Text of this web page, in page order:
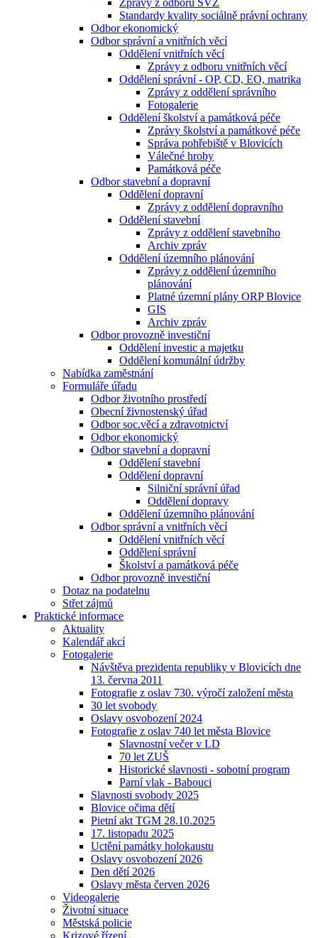
Zprávy z odboru SVZ
Standardy kvality sociálně právní ochrany
Odbor ekonomický
Odbor správní a vnitřních věcí
Oddělení vnitřních věcí
Zprávy z odboru vnitřních věcí
Oddělení správní - OP, CD, EO, matrika
Zprávy z oddělení správního
Fotogalerie
Oddělení školství a památková péče
Zprávy školství a památkové péče
Správa pohřebiště v Blovicích
Válečné hroby
Památková péče
Odbor stavební a dopravní
Oddělení dopravní
Zprávy z oddělení dopravního
Oddělení stavební
Zprávy z oddělení stavebního
Archiv zpráv
Oddělení územního plánování
Zprávy z oddělení územního
plánování
Platné územní plány ORP Blovice
GIS
Archiv zpráv
Odbor provozně investiční
Oddělení investic a majetku
Oddělení komunální údržby
Nabídka zaměstnání
Formuláře úřadu
Odbor životního prostředí
Obecní živnostenský úřad
Odbor soc.věcí a zdravotnictví
Odbor ekonomický
Odbor stavební a dopravní
Oddělení stavební
Oddělení dopravní
Silniční správní úřad
Oddělení dopravy
Oddělení územního plánování
Odbor správní a vnitřních věcí
Oddělení vnitřních věcí
Oddělení správní
Školství a památková péče
Odbor provozně investiční
Dotaz na podatelnu
Střet zájmů
Praktické informace
Aktuality
Kalendář akcí
Fotogalerie
Návštěva prezidenta republiky v Blovicích dne
13. června 2011
Fotografie z oslav 730. výročí založení města
30 let svobody
Oslavy osvobození 2024
Fotografie z oslav 740 let města Blovice
Slavnostní večer v LD
70 let ZUŠ
Historické slavnosti - sobotní program
Parní vlak - Babouci
Slavnosti svobody 2025
Blovice očima dětí
Pietní akt TGM 28.10.2025
17. listopadu 2025
Uctění památky holokaustu
Oslavy osvobození 2026
Den dětí 2026
Oslavy města červen 2026
Videogalerie
Životní situace
Městská policie
Krizové řízení